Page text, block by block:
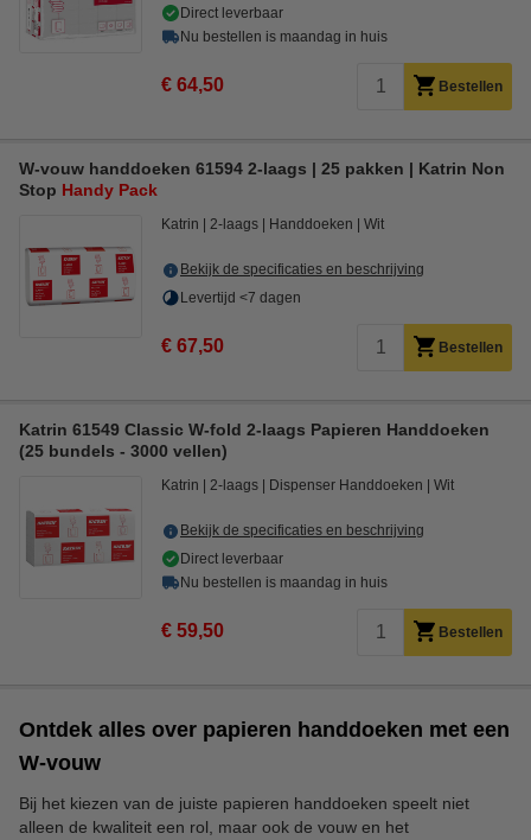
Direct leverbaar
Nu bestellen is maandag in huis
€ 64,50 Bestellen
W-vouw handdoeken 61594 2-laags | 25 pakken | Katrin Non
Stop Handy Pack
Katrin 2-laags Handdoeken Wit
Bekijk de specificaties en beschrijving
Levertijd <7 dagen
€ 67,50 Bestellen
Katrin 61549 Classic W-fold 2-laags Papieren Handdoeken
(25 bundels - 3000 vellen)
Katrin 2-laags Dispenser Handdoeken Wit
Bekijk de specificaties en beschrijving
Direct leverbaar
Nu bestellen is maandag in huis
€ 59,50 Bestellen
Ontdek alles over papieren handdoeken met een
W-vouw
Bij het kiezen van de juiste papieren handdoeken speelt niet
alleen de kwaliteit een rol, maar ook de vouw en het